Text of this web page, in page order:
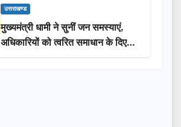
उत्तराखण्ड
मुख्यमंत्री धामी ने सुनीं जन समस्याएं,
अधिकारियों को त्वरित समाधान के दिए
निर्देश